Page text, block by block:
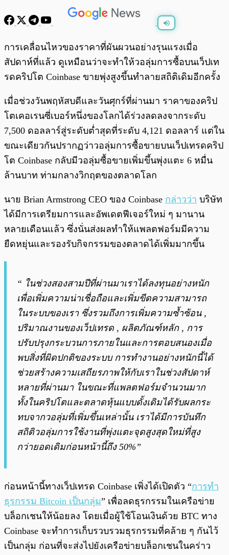
พร้อมเล่น /
การเคลื่อนไหวของราคาที่ผันผวนอย่างรุนแรงเมื่อ
สัปดาห์ที่แล้ว ดูเหมือนว่าจะทำให้วอลุ่มการซื้อบนเว็ปเท
รดคริปโต Coinbase ขายพุ่งสูงขึ้นทำลายสถิติเดิมอีกครั้ง
เมื่อช่วงวันพฤหัสบดีและวันศุกร์ที่ผ่านมา ราคาของคริป
โตเคอเรนซี่เบอร์หนึ่งของโลกได้ร่วงลดลงจากระดับ
7,500 ดอลลาร์สู่ระดับต่ำสุดที่ระดับ 4,121 ดอลลาร์ แต่ใน
ขณะเดียวกันปรากฏว่าวอลุ่มการซื้อขายบนเว็ปเทรดคริป
โต Coinbase กลับมีวอลุ่มซื้อขายเพิ่มขึ้นพุ่งแตะ 6 หมื่น
ล้านบาท ท่ามกลางวิกฤตของตลาดโลก
นาย Brian Armstrong CEO ของ Coinbase กล่าวว่า บริษัท
ได้มีการเตรียมการและอัพเดตฟีเจอร์ใหม่ ๆ มานาน
หลายเดือนแล้ว ซึ่งนั่นส่งผลทำให้แพลตฟอร์มมีความ
ยืดหยุ่นและรองรับกิจกรรมของตลาดได้เพิ่มมากขึ้น
“ ในช่วงสองสามปีที่ผ่านมาเราได้ลงทุนอย่างหนัก
เพื่อเพิ่มความน่าเชื่อถือและเพิ่มขีดความสามารถ
ในระบบของเรา ซึ่งรวมถึงการเพิ่มความซ้ำซ้อน ,
ปริมาณงานของเว็ปเทรด , ผลิตภัณฑ์หลัก , การ
ปรับปรุงกระบวนการภายในและการตอบสนองเมื่อ
พบสิ่งที่ผิดปกติของระบบ การทำงานอย่างหนักนี้ได้
ช่วยสร้างความเสถียรภาพให้กับเราในช่วงสัปดาห์
หลายที่ผ่านมา ในขณะที่แพลตฟอร์มจำนวนมาก
ทั้งในคริปโตและตลาดหุ้นแบบดั้งเดิมได้รับผลกระ
ทบจากวอลุ่มที่เพิ่มขึ้นเหล่านั้น เราได้มีการบันทึก
สถิติวอลุ่มการใช้งานที่พุ่งแตะจุดสูงสุดใหม่ที่สูง
กว่ายอดเดิมก่อนหน้านี้ถึง 50%”
ก่อนหน้านี้ทางเว็ปเทรด Coinbase เพิ่งได้เปิดตัว “การทำ
ธุรกรรม Bitcoin เป็นกลุ่ม” เพื่อลดธุรกรรมในเครือข่าย
บล็อกเชนให้น้อยลง โดยเมื่อผู้ใช้โอนเงินด้วย BTC ทาง
Coinbase จะทำการเก็บรวบรวมธุรกรรมที่คล้าย ๆ กันไว้
เป็นกลุ่ม ก่อนที่จะส่งไปยังเครือข่ายบล็อกเชนในคร่าว